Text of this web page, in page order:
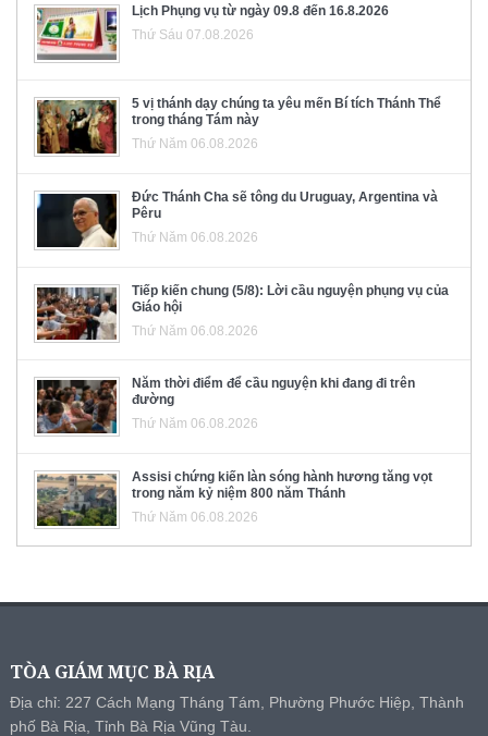
Lịch Phụng vụ từ ngày 09.8 đến 16.8.2026
Thứ Sáu 07.08.2026
5 vị thánh dạy chúng ta yêu mến Bí tích Thánh Thể
trong tháng Tám này
Thứ Năm 06.08.2026
Đức Thánh Cha sẽ tông du Uruguay, Argentina và
Pêru
Thứ Năm 06.08.2026
Tiếp kiến chung (5/8): Lời cầu nguyện phụng vụ của
Giáo hội
Thứ Năm 06.08.2026
Năm thời điểm để cầu nguyện khi đang đi trên
đường
Thứ Năm 06.08.2026
Assisi chứng kiến làn sóng hành hương tăng vọt
trong năm kỷ niệm 800 năm Thánh
Thứ Năm 06.08.2026
TÒA GIÁM MỤC BÀ RỊA
Địa chỉ: 227 Cách Mạng Tháng Tám, Phường Phước Hiệp, Thành
phố Bà Rịa, Tỉnh Bà Rịa Vũng Tàu.